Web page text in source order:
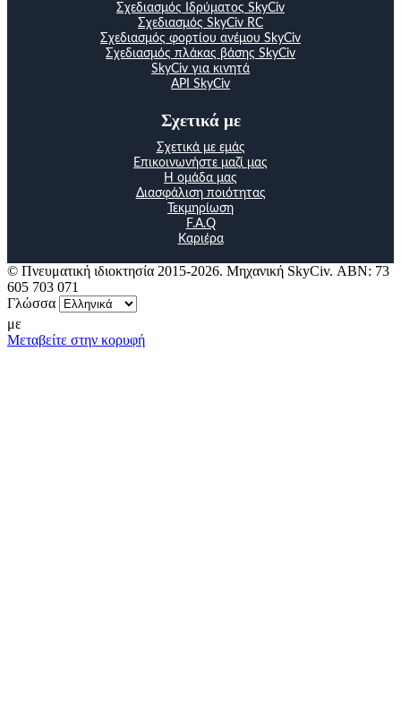
Σχεδιασμός Ιδρύματος SkyCiv
Σχεδιασμός SkyCiv RC
Σχεδιασμός φορτίου ανέμου SkyCiv
Σχεδιασμός πλάκας βάσης SkyCiv
SkyCiv για κινητά
API SkyCiv
Σχετικά με
Σχετικά με εμάς
Επικοινωνήστε μαζί μας
Η ομάδα μας
Διασφάλιση ποιότητας
Τεκμηρίωση
F.A.Q
Καριέρα
© Πνευματική ιδιοκτησία 2015-2026. Μηχανική SkyCiv. ΑΒΝ: 73
605 703 071
Γλώσσα
με
Μεταβείτε στην κορυφή